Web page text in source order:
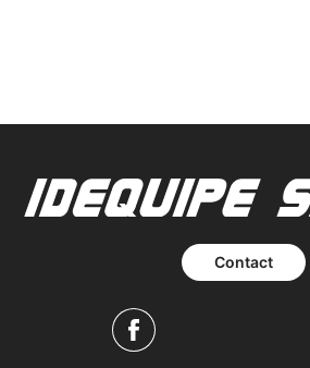
Contact
Facebook